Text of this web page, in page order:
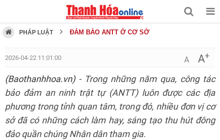
PHÁP LUẬT ĐẢM BẢO ANTT Ở CƠ SỞ
2026-04-22 11:01:00 A A+
(Baothanhhoa.vn)- Trong những năm qua, công tác
bảo đảm an ninh trật tự (ANTT) luôn được các địa
phương trong tỉnh quan tâm, trong đó, nhiều đơn vị cơ
sở đã có những cách làm hay, sáng tạo thu hút đông
đảo quần chúng Nhân dân tham gia.